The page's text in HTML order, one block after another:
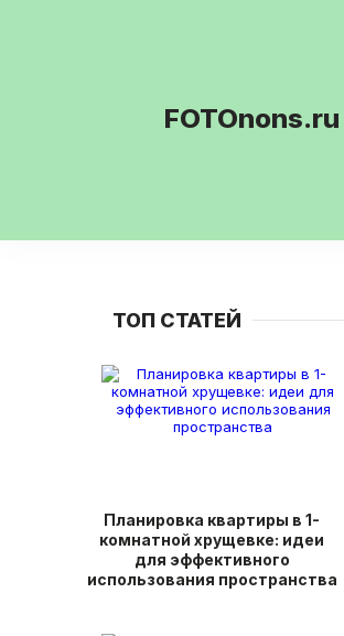
FOTOnons.ru
ТОП СТАТЕЙ
Планировка квартиры в 1-
комнатной хрущевке: идеи
для эффективного
использования пространства